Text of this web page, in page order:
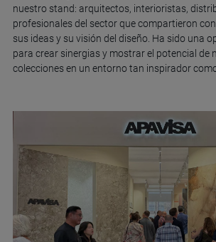
nuestro stand: arquitectos, interioristas,
profesionales del sector que compartieron
sus ideas y su visión del diseño. Ha sido una
para crear sinergias y mostrar el potencial de
colecciones en un entorno tan inspirador